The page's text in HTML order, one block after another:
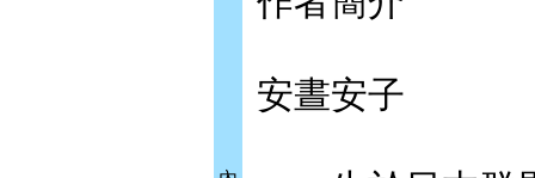
安晝安子